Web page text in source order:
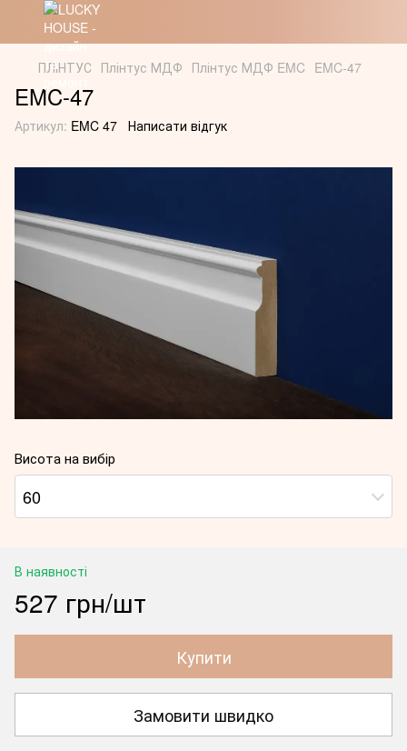
ПЛІНТУС Плінтус МДФ Плінтус МДФ EMC EMC-47
EMC-47
Артикул: EMC 47 Написати відгук
Висота на вибір
60
В наявності
527 грн/шт
Купити
Замовити швидко